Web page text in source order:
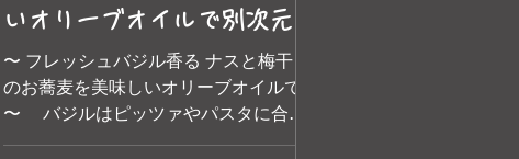
いオリーブオイルで別次元の
うまさ】 by トスカーナ エ
トスカーナの美味しいオリー
ブオイル
〜 フレッシュバジル香る ナスと梅干し
のお蕎麦を美味しいオリーブオイルで
〜 バジルはピッツァやパスタに合わ
せるイタリア料理に欠かせない食材のひ